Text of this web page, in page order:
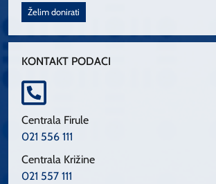
Želim donirati
KONTAKT PODACI
Centrala Firule
021 556 111
Centrala Križine
021 557 111